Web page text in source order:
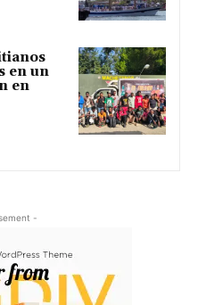
en un
en
-